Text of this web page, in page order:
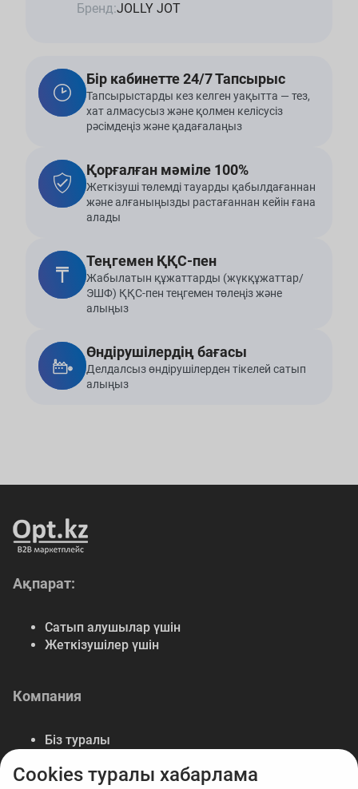
Бренд:JOLLY JOT
Бір кабинетте 24/7 Тапсырыс
Тапсырыстарды кез келген уақытта — тез,
хат алмасусыз және қолмен келісусіз
рәсімдеңіз және қадағалаңыз
Қорғалған мәміле 100%
Жеткізуші төлемді тауарды қабылдағаннан
және алғаныңызды растағаннан кейін ғана
алады
Теңгемен ҚҚС-пен
Жабылатын құжаттарды (жүкқұжаттар/
ЭШФ) ҚҚС-пен теңгемен төлеңіз және
алыңыз
Өндірушілердің бағасы
Делдалсыз өндірушілерден тікелей сатып
алыңыз
Ақпарат:
Сатып алушылар үшін
Жеткізушілер үшін
Компания
Біз туралы
Деректемелер
Cookies туралы хабарлама